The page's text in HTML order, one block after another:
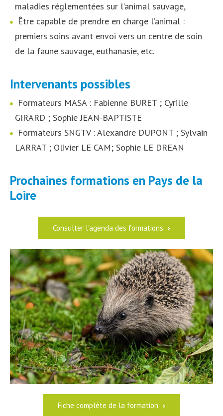
maladies réglementées sur l’animal sauvage,
Être capable de prendre en charge l’animal :
premiers soins avant envoi vers un centre de soin
de la faune sauvage, euthanasie, etc.
Intervenants possibles
Formateurs MASA : Fabienne BURET ; Cyrille
GIRARD ; Sophie JEAN-BAPTISTE
Formateurs SNGTV : Alexandre DUPONT ; Sylvain
LARRAT ; Olivier LE CAM; Sophie LE DREAN
Prochaines formations en Pays de la
Loire
Consulter l'agenda des formations
Fiche complète de la formation